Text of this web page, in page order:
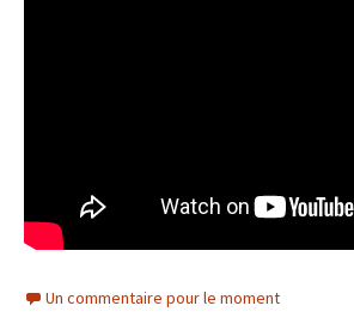
Un commentaire pour le moment